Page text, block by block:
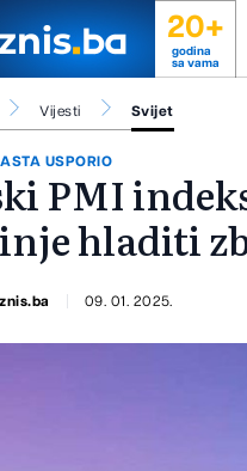
20+
godina
sa vama
Vijesti Svijet
USPORIO
PMI
hladiti
09. 01. 2025.